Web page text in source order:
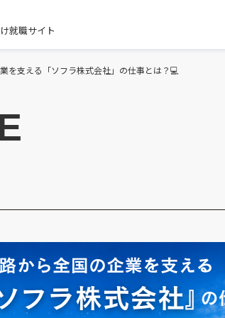
就職サイト
を支える「ソフラ株式会社」の仕事とは？💻